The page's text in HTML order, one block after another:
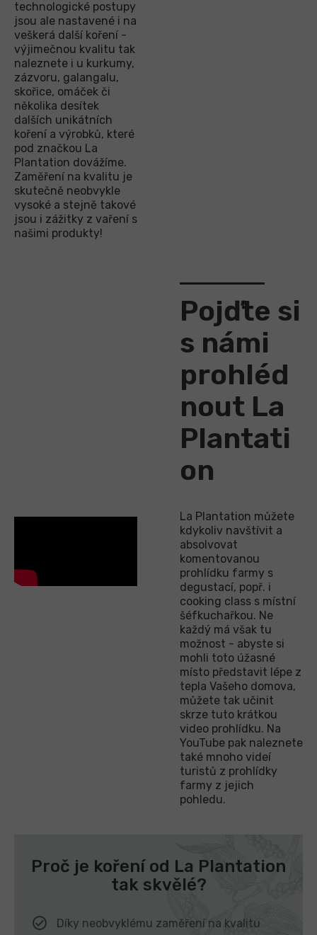
technologické postupy
jsou ale nastavené i na
veškerá další koření -
výjimečnou kvalitu tak
naleznete i u kurkumy,
zázvoru, galangalu,
skořice, omáček či
několika desítek
dalších unikátních
koření a výrobků, které
pod značkou La
Plantation dovážíme.
Zaměření na kvalitu je
skutečně neobvykle
vysoké a stejně takové
jsou i zážitky z vaření s
našimi produkty!
Pojďte si
s námi
prohléd
nout La
Plantati
on
La Plantation můžete
kdykoliv navštívit a
absolvovat
komentovanou
prohlídku farmy s
degustací, popř. i
cooking class s místní
šéfkuchařkou. Ne
každý má však tu
možnost - abyste si
mohli toto úžasné
místo představit lépe z
tepla Vašeho domova,
můžete tak učinit
skrze tuto krátkou
video prohlídku. Na
YouTube pak naleznete
také mnoho videí
turistů z prohlídky
farmy z jejich
pohledu.
Proč je koření od La Plantation
tak skvělé?
Díky neobvyklému zaměření na kvalitu